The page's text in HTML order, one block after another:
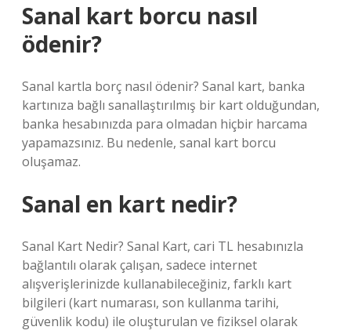
Sanal kart borcu nasıl
ödenir?
Sanal kartla borç nasıl ödenir? Sanal kart, banka
kartınıza bağlı sanallaştırılmış bir kart olduğundan,
banka hesabınızda para olmadan hiçbir harcama
yapamazsınız. Bu nedenle, sanal kart borcu
oluşamaz.
Sanal en kart nedir?
Sanal Kart Nedir? Sanal Kart, cari TL hesabınızla
bağlantılı olarak çalışan, sadece internet
alışverişlerinizde kullanabileceğiniz, farklı kart
bilgileri (kart numarası, son kullanma tarihi,
güvenlik kodu) ile oluşturulan ve fiziksel olarak